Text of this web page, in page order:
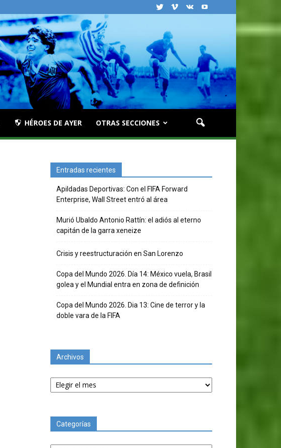
HÉROES DE AYER OTRAS SECCIONES
Entradas recientes
Apildadas Deportivas: Con el FIFA Forward
Enterprise, Wall Street entró al área
Murió Ubaldo Antonio Rattín: el adiós al eterno
capitán de la garra xeneize
Crisis y reestructuración en San Lorenzo
Copa del Mundo 2026. Día 14: México vuela, Brasil
golea y el Mundial entra en zona de definición
Copa del Mundo 2026. Dia 13: Cine de terror y la
doble vara de la FIFA
Archivos
Archivos
Categorías
Categorías